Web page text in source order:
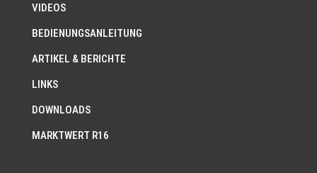
VIDEOS
BEDIENUNGSANLEITUNG
ARTIKEL & BERICHTE
LINKS
DOWNLOADS
MARKTWERT R16